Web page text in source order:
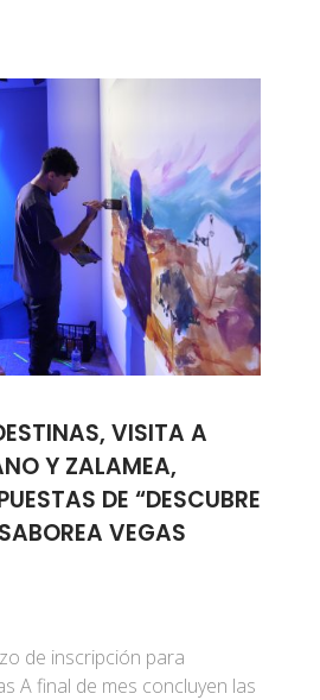
VISITA A
Y ZALAMEA,
DE “DESCUBRE
VEGAS
de inscripción para
A final de mes concluyen las